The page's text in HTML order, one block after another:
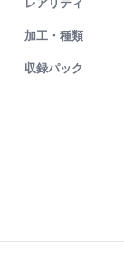
加工・種類
収録パック